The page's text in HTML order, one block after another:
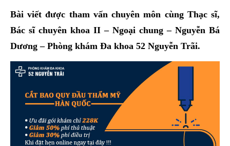
Bài viết được tham vấn chuyên môn cùng Thạc sĩ,
Bác sĩ chuyên khoa II – Ngoại chung – Nguyễn Bá
Dương – Phòng khám Đa khoa 52 Nguyễn Trãi.